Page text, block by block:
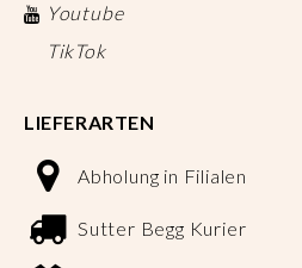
Youtube
TikTok
LIEFERARTEN
Abholung in Filialen
Sutter Begg Kurier